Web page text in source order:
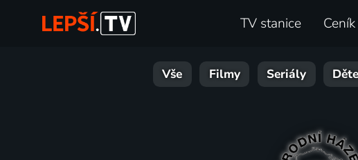
TV stanice Ceník
Vše Filmy Seriály